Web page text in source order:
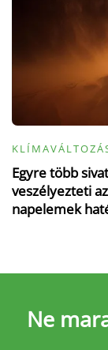
Egyre több
veszélyezteti
napelemek
Ne